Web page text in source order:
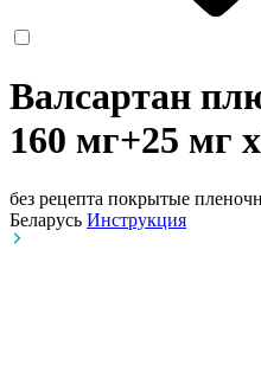
Валсартан
160 мг+25 мг
без рецепта покрытые
Беларусь Инструкция